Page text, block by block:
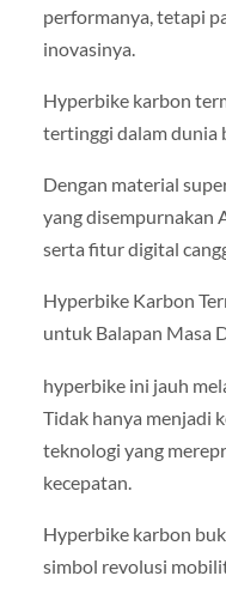
performanya, tetapi
inovasinya.
Hyperbike karbon
tertinggi dalam dunia
Dengan material
yang disempurnakan
serta fitur digital
Hyperbike Karbon
untuk Balapan Masa
hyperbike ini jauh
Tidak hanya menjadi
teknologi yang
kecepatan.
Hyperbike karbon
simbol revolusi